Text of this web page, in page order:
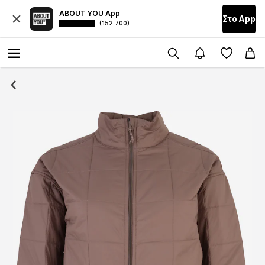
ABOUT YOU App
(152.700) Στο Αpp